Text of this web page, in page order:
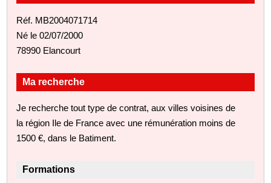
Réf. MB2004071714
Né le 02/07/2000
78990 Elancourt
Ma recherche
Je recherche tout type de contrat, aux villes voisines de
la région Ile de France avec une rémunération moins de
1500 €, dans le Batiment.
Formations